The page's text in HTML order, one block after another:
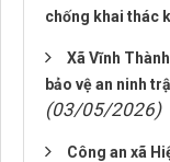
chống khai thác
Xã Vĩnh
bảo vệ an ninh
(03/05/2026)
Công an xã